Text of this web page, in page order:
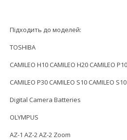
Підходить до моделей:
TOSHIBA
CAMILEO H10 CAMILEO H20 CAMILEO P10
CAMILEO P30 CAMILEO S10 CAMILEO
Digital Camera Batteries
OLYMPUS
AZ-1 AZ-2 AZ-2 Zoom